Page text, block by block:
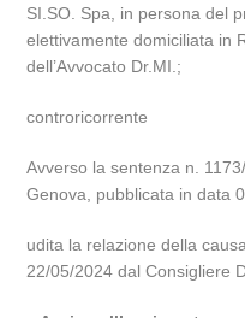
SI.SO. Spa, in persona del
elettivamente domiciliata in
dell’Avvocato Dr.MI.;
controricorrente
Avverso la sentenza n.
Genova, pubblicata in data
udita la relazione della
22/05/2024 dal Consigliere